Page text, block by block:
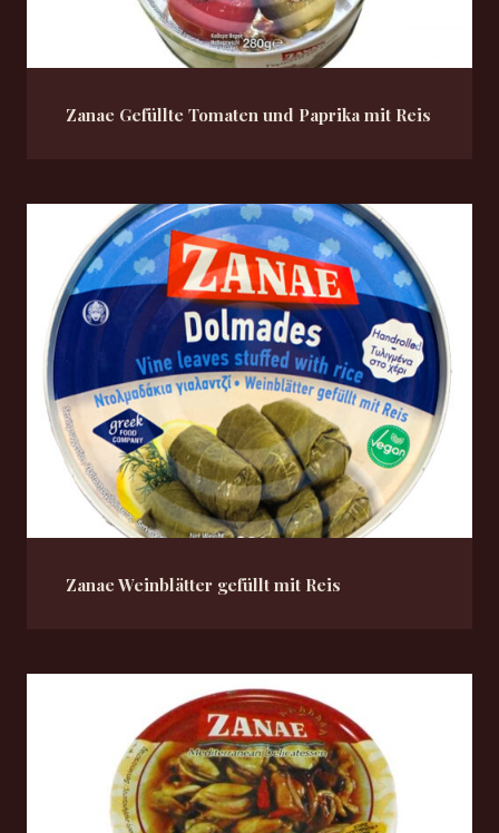
Zanae Gefüllte Tomaten und Paprika mit Reis
Zanae Weinblätter gefüllt mit Reis